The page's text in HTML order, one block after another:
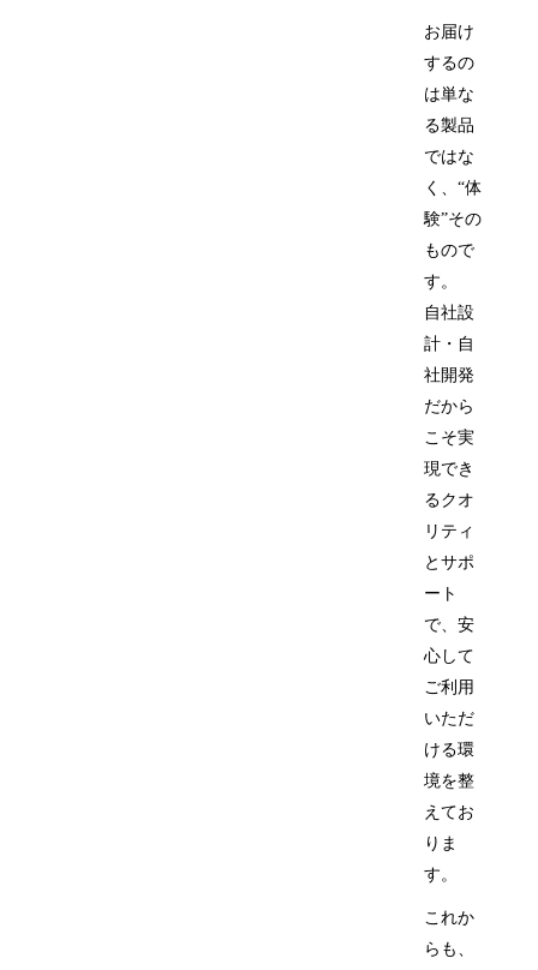
お届け
するの
は単な
る製品
ではな
く、“体
験”その
もので
す。
自社設
計・自
社開発
だから
こそ実
現でき
るクオ
リティ
とサポ
ート
で、安
心して
ご利用
いただ
ける環
境を整
えてお
りま
す。
これか
らも、